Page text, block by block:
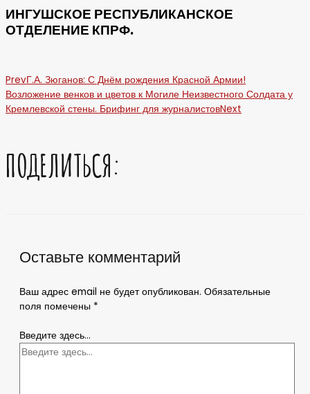
ИНГУШСКОЕ РЕСПУБЛИКАНСКОЕ
ОТДЕЛЕНИЕ КПРФ.
PrevГ.А. Зюганов: С Днём рождения Красной Армии!
Возложение венков и цветов к Могиле Неизвестного Солдата у
Кремлевской стены. Брифинг для журналистовNext
ПОДЕЛИТЬСЯ:
Оставьте комментарий
Ваш адрес email не будет опубликован. Обязательные
поля помечены *
Введите здесь...